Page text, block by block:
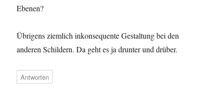
Ebenen?
Übrigens ziemlich inkonsequente Gestaltung bei den
anderen Schildern. Da geht es ja drunter und drüber.
Antworten